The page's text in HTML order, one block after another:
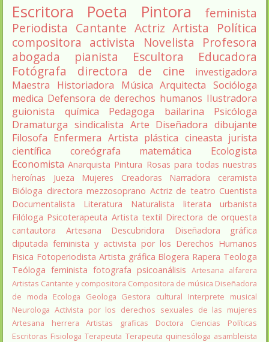
Escritora Poeta Pintora
feminista
Periodista Cantante Actriz Artista
Política
compositora activista Novelista
Profesora
abogada
pianista Escultora
Educadora
Fotógrafa
directora de cine
investigadora
Maestra
Historiadora Música Arquitecta Socióloga
medica Defensora de derechos humanos Ilustradora
guionista
química Pedagoga bailarina
Psicóloga
Dramaturga sindicalista Arte Diseñadora dibujante
Filosofa Enfermera Artista plástica cineasta jurista
científica
coreógrafa matemática
Ecologista
Economista Anarquista Pintura Rosas para todas nuestras
heroínas
Jueza Mujeres Creadoras Narradora
ceramista
Bióloga directora mezzosoprano Actriz de teatro Cuentista
Documentalista
Literatura Naturalista literata
urbanista
Filóloga Psicoterapeuta Artista textil Directora de orquesta
cantautora
Artesana Descubridora
Diseñadora gráfica
diputada feminista y activista por los Derechos Humanos
Fisica Fotoperiodista Artista gráfica Blogera Rapera Teologa
Teóloga feminista fotografa psicoanálisis Artesana alfarera
Artistas Cantante y compositora Compositora de música Diseñadora
de moda
Ecologa Geologa Gestora cultural
Interprete musical
Neurologa Activista por los derechos sexuales de las mujeres
Artesana herrera
Artistas graficas
Doctora Ciencias Políticas
Escritoras Fisiologa Terapeuta Terapeuta quinesóloga asambleista